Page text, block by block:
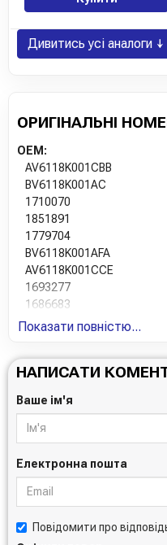
Дивитись усі аналоги ↓
ОРИГІНАЛЬНІ
OEM:
AV6118K001CBB
BV6118K001AC
1710070
1851891
1779704
BV6118K001AFA
AV6118K001CCE
1693277
1686683
AV6118K001CAD
AV6118K001CBC
AV6118K001CBD
AV6118K001AAD
1703062
1703061
1710545
6118K001AAB
1686681
1731863
Показати повністю...
НАПИСАТИ
Ваше ім'я
Електронна пошта
Повідомити про